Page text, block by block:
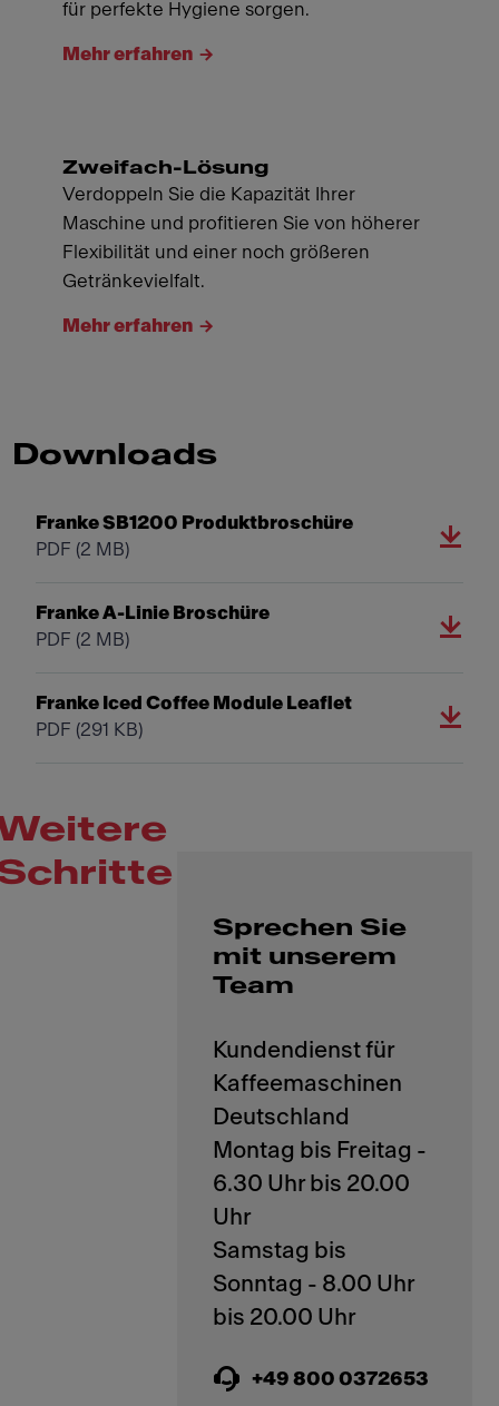
für perfekte Hygiene sorgen.
Mehr erfahren
Zweifach-Lösung
Verdoppeln Sie die Kapazität Ihrer
Maschine und profitieren Sie von höherer
Flexibilität und einer noch größeren
Getränkevielfalt.
Mehr erfahren
Downloads
Franke SB1200 Produktbroschüre
PDF (2 MB)
Franke A-Linie Broschüre
PDF (2 MB)
Franke Iced Coffee Module Leaflet
PDF (291 KB)
Sprechen Sie
mit unserem
Team
Kundendienst für
Kaffeemaschinen
Deutschland
Montag bis Freitag -
6.30 Uhr bis 20.00
Uhr
Samstag bis
Sonntag - 8.00 Uhr
+49 800 0372653